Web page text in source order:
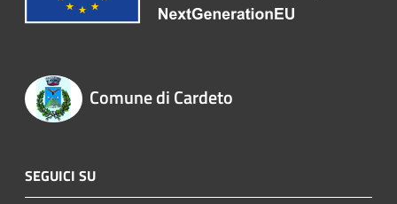
Comune di Cardeto
SEGUICI SU